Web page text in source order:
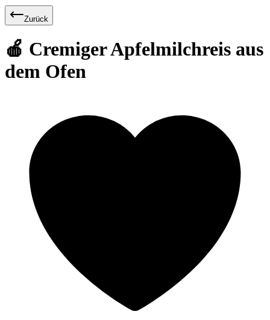
Zurück
🍎 Cremiger Apfelmilchreis aus
dem Ofen